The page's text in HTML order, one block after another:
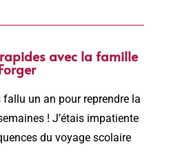
avec la famille
fallu un an pour reprendre la
! J’étais impatiente
du voyage scolaire